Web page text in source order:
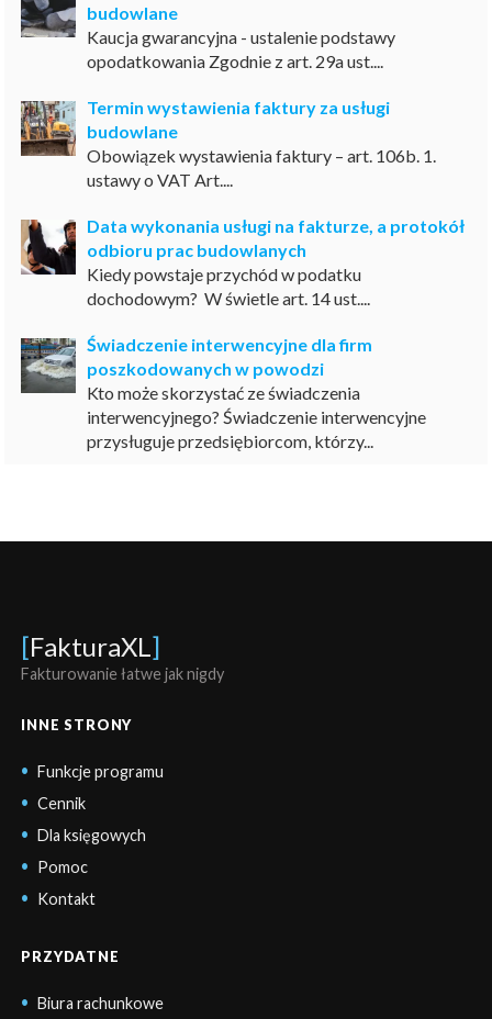
budowlane
Kaucja gwarancyjna - ustalenie podstawy
opodatkowania Zgodnie z art. 29a ust....
Termin wystawienia faktury za usługi
budowlane
Obowiązek wystawienia faktury – art. 106b. 1.
ustawy o VAT Art....
Data wykonania usługi na fakturze, a protokół
odbioru prac budowlanych
Kiedy powstaje przychód w podatku
dochodowym? W świetle art. 14 ust....
Świadczenie interwencyjne dla firm
poszkodowanych w powodzi
Kto może skorzystać ze świadczenia
interwencyjnego? Świadczenie interwencyjne
przysługuje przedsiębiorcom, którzy...
[FakturaXL ]
Fakturowanie łatwe jak nigdy
INNE STRONY
Funkcje programu
Cennik
Dla księgowych
Pomoc
Kontakt
PRZYDATNE
Biura rachunkowe